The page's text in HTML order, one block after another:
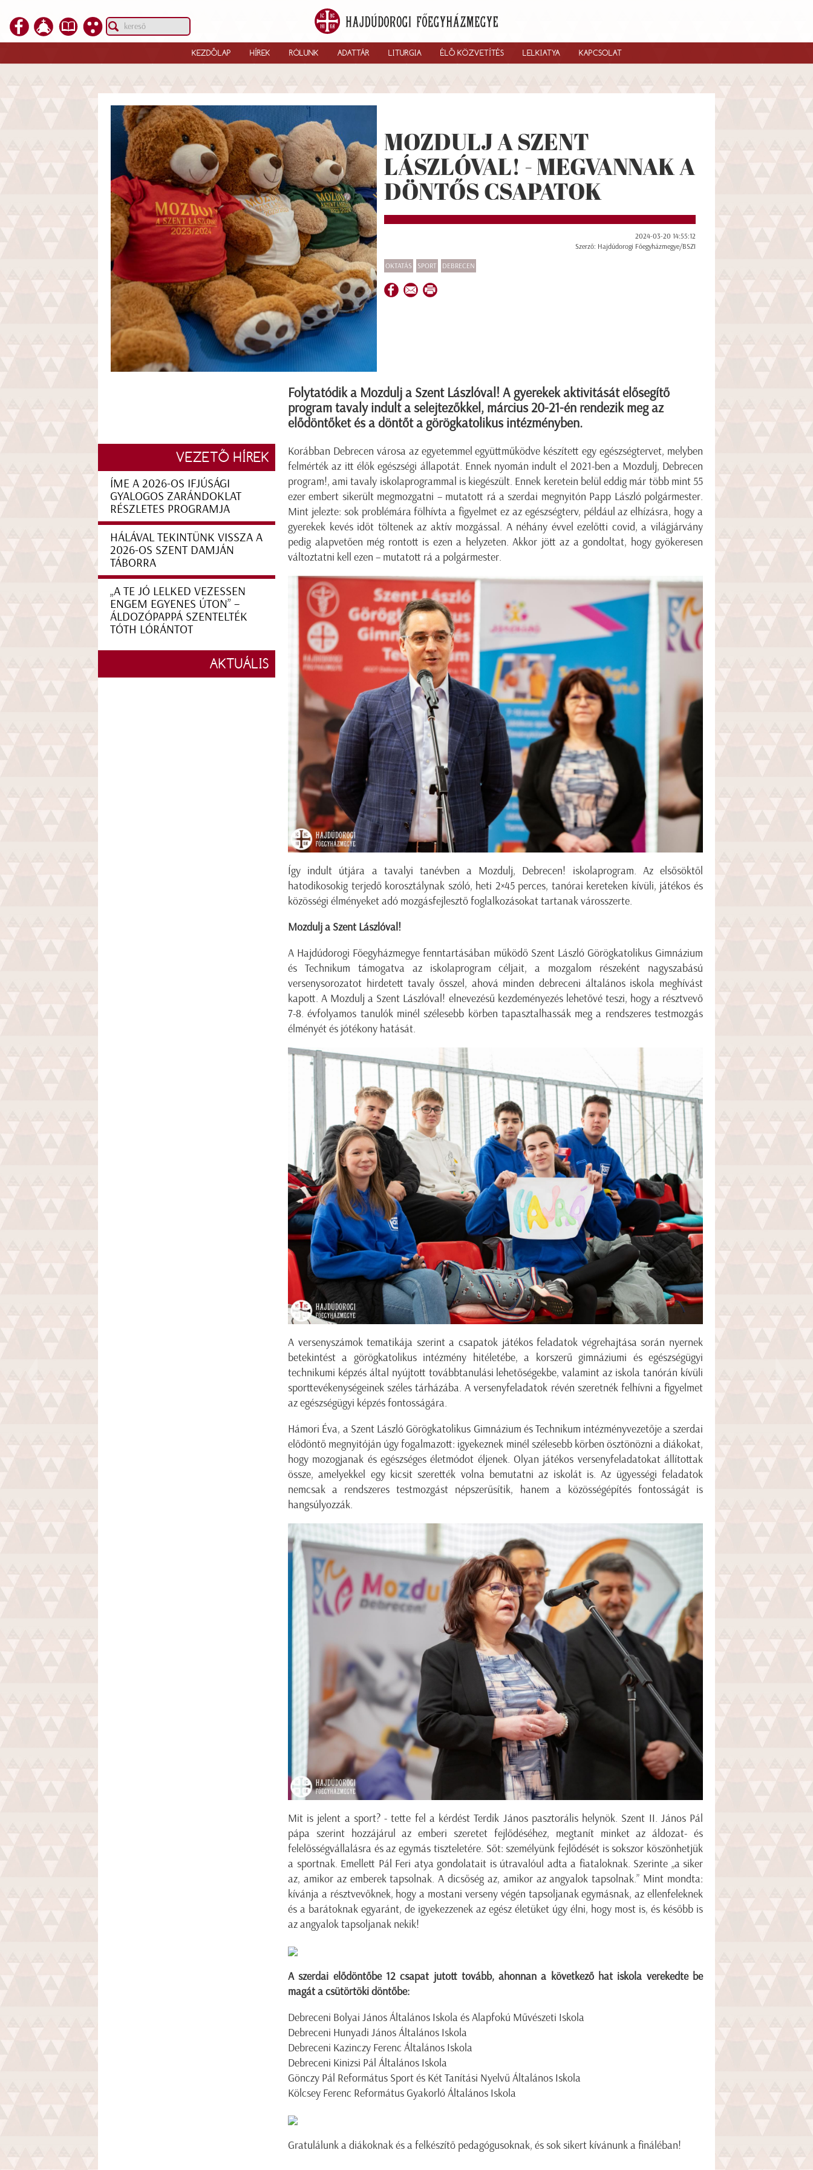
KEZDŐLAP HÍREK RÓLUNK ADATTÁR LITURGIA ÉLŐ KÖZVETÍTÉS LELKIATYA KAPCSOLAT
MOZDULJ A SZENT
LÁSZLÓVAL! - MEGVANNAK A
DÖNTŐS CSAPATOK
2024-03-20 14:55:12
Szerző: Hajdúdorogi Főegyházmegye/BSZI
OKTATÁS SPORT DEBRECEN
Folytatódik a Mozdulj a Szent Lászlóval! A gyerekek aktivitását elősegítő
program tavaly indult a selejtezőkkel, március 20-21-én rendezik meg az
elődöntőket és a döntőt a görögkatolikus intézményben.
Korábban Debrecen városa az egyetemmel együttműködve készített egy egészségtervet, melyben
felmérték az itt élők egészségi állapotát. Ennek nyomán indult el 2021-ben a Mozdulj, Debrecen
program!, ami tavaly iskolaprogrammal is kiegészült. Ennek keretein belül eddig már több mint 55
ezer embert sikerült megmozgatni – mutatott rá a szerdai megnyitón Papp László polgármester.
Mint jelezte: sok problémára fölhívta a figyelmet ez az egészségterv, például az elhízásra, hogy a
gyerekek kevés időt töltenek az aktív mozgással. A néhány évvel ezelőtti covid, a világjárvány
pedig alapvetően még rontott is ezen a helyzeten. Akkor jött az a gondoltat, hogy gyökeresen
változtatni kell ezen – mutatott rá a polgármester.
Így indult útjára a tavalyi tanévben a Mozdulj, Debrecen! iskolaprogram. Az elsősöktől
hatodikosokig terjedő korosztálynak szóló, heti 2×45 perces, tanórai kereteken kívüli, játékos és
közösségi élményeket adó mozgásfejlesztő foglalkozásokat tartanak városszerte.
Mozdulj a Szent Lászlóval!
A Hajdúdorogi Főegyházmegye fenntartásában működő Szent László Görögkatolikus Gimnázium
és Technikum támogatva az iskolaprogram céljait, a mozgalom részeként nagyszabású
versenysorozatot hirdetett tavaly ősszel, ahová minden debreceni általános iskola meghívást
kapott. A Mozdulj a Szent Lászlóval! elnevezésű kezdeményezés lehetővé teszi, hogy a résztvevő
7-8. évfolyamos tanulók minél szélesebb körben tapasztalhassák meg a rendszeres testmozgás
élményét és jótékony hatását.
A versenyszámok tematikája szerint a csapatok játékos feladatok végrehajtása során nyernek
betekintést a görögkatolikus intézmény hitéletébe, a korszerű gimnáziumi és egészségügyi
technikumi képzés által nyújtott továbbtanulási lehetőségekbe, valamint az iskola tanórán kívüli
sporttevékenységeinek széles tárházába. A versenyfeladatok révén szeretnék felhívni a figyelmet
az egészségügyi képzés fontosságára.
Hámori Éva, a Szent László Görögkatolikus Gimnázium és Technikum intézményvezetője a szerdai
elődöntő megnyitóján úgy fogalmazott: igyekeznek minél szélesebb körben ösztönözni a diákokat,
hogy mozogjanak és egészséges életmódot éljenek. Olyan játékos versenyfeladatokat állítottak
össze, amelyekkel egy kicsit szerették volna bemutatni az iskolát is. Az ügyességi feladatok
nemcsak a rendszeres testmozgást népszerűsítik, hanem a közösségépítés fontosságát is
hangsúlyozzák.
Mit is jelent a sport? - tette fel a kérdést Terdik János pasztorális helynök. Szent II. János Pál
pápa szerint hozzájárul az emberi szeretet fejlődéséhez, megtanít minket az áldozat- és
felelősségvállalásra és az egymás tiszteletére. Sőt: személyünk fejlődését is sokszor köszönhetjük
a sportnak. Emellett Pál Feri atya gondolatait is útravalóul adta a fiataloknak. Szerinte „a siker
az, amikor az emberek tapsolnak. A dicsőség az, amikor az angyalok tapsolnak.” Mint mondta:
kívánja a résztvevőknek, hogy a mostani verseny végén tapsoljanak egymásnak, az ellenfeleknek
és a barátoknak egyaránt, de igyekezzenek az egész életüket úgy élni, hogy most is, és később is
az angyalok tapsoljanak nekik!
A szerdai elődöntőbe 12 csapat jutott tovább, ahonnan a következő hat iskola verekedte be
magát a csütörtöki döntőbe:
Debreceni Bolyai János Általános Iskola és Alapfokú Művészeti Iskola
Debreceni Hunyadi János Általános Iskola
Debreceni Kazinczy Ferenc Általános Iskola
Debreceni Kinizsi Pál Általános Iskola
Gönczy Pál Református Sport és Két Tanítási Nyelvű Általános Iskola
Kölcsey Ferenc Református Gyakorló Általános Iskola
Gratulálunk a diákoknak és a felkészítő pedagógusoknak, és sok sikert kívánunk a fináléban!
VEZETŐ HÍREK
ÍME A 2026-OS IFJÚSÁGI
GYALOGOS ZARÁNDOKLAT
RÉSZLETES PROGRAMJA
HÁLÁVAL TEKINTÜNK VISSZA A
2026-OS SZENT DAMJÁN
TÁBORRA
„A TE JÓ LELKED VEZESSEN
ENGEM EGYENES ÚTON” –
ÁLDOZÓPAPPÁ SZENTELTÉK
TÓTH LÓRÁNTOT
AKTUÁLIS